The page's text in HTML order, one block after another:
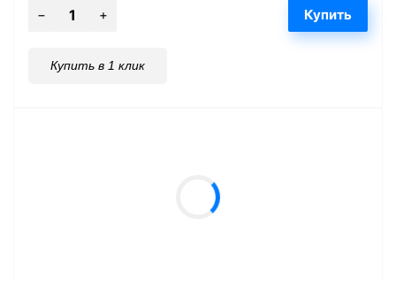
Купить в 1 клик